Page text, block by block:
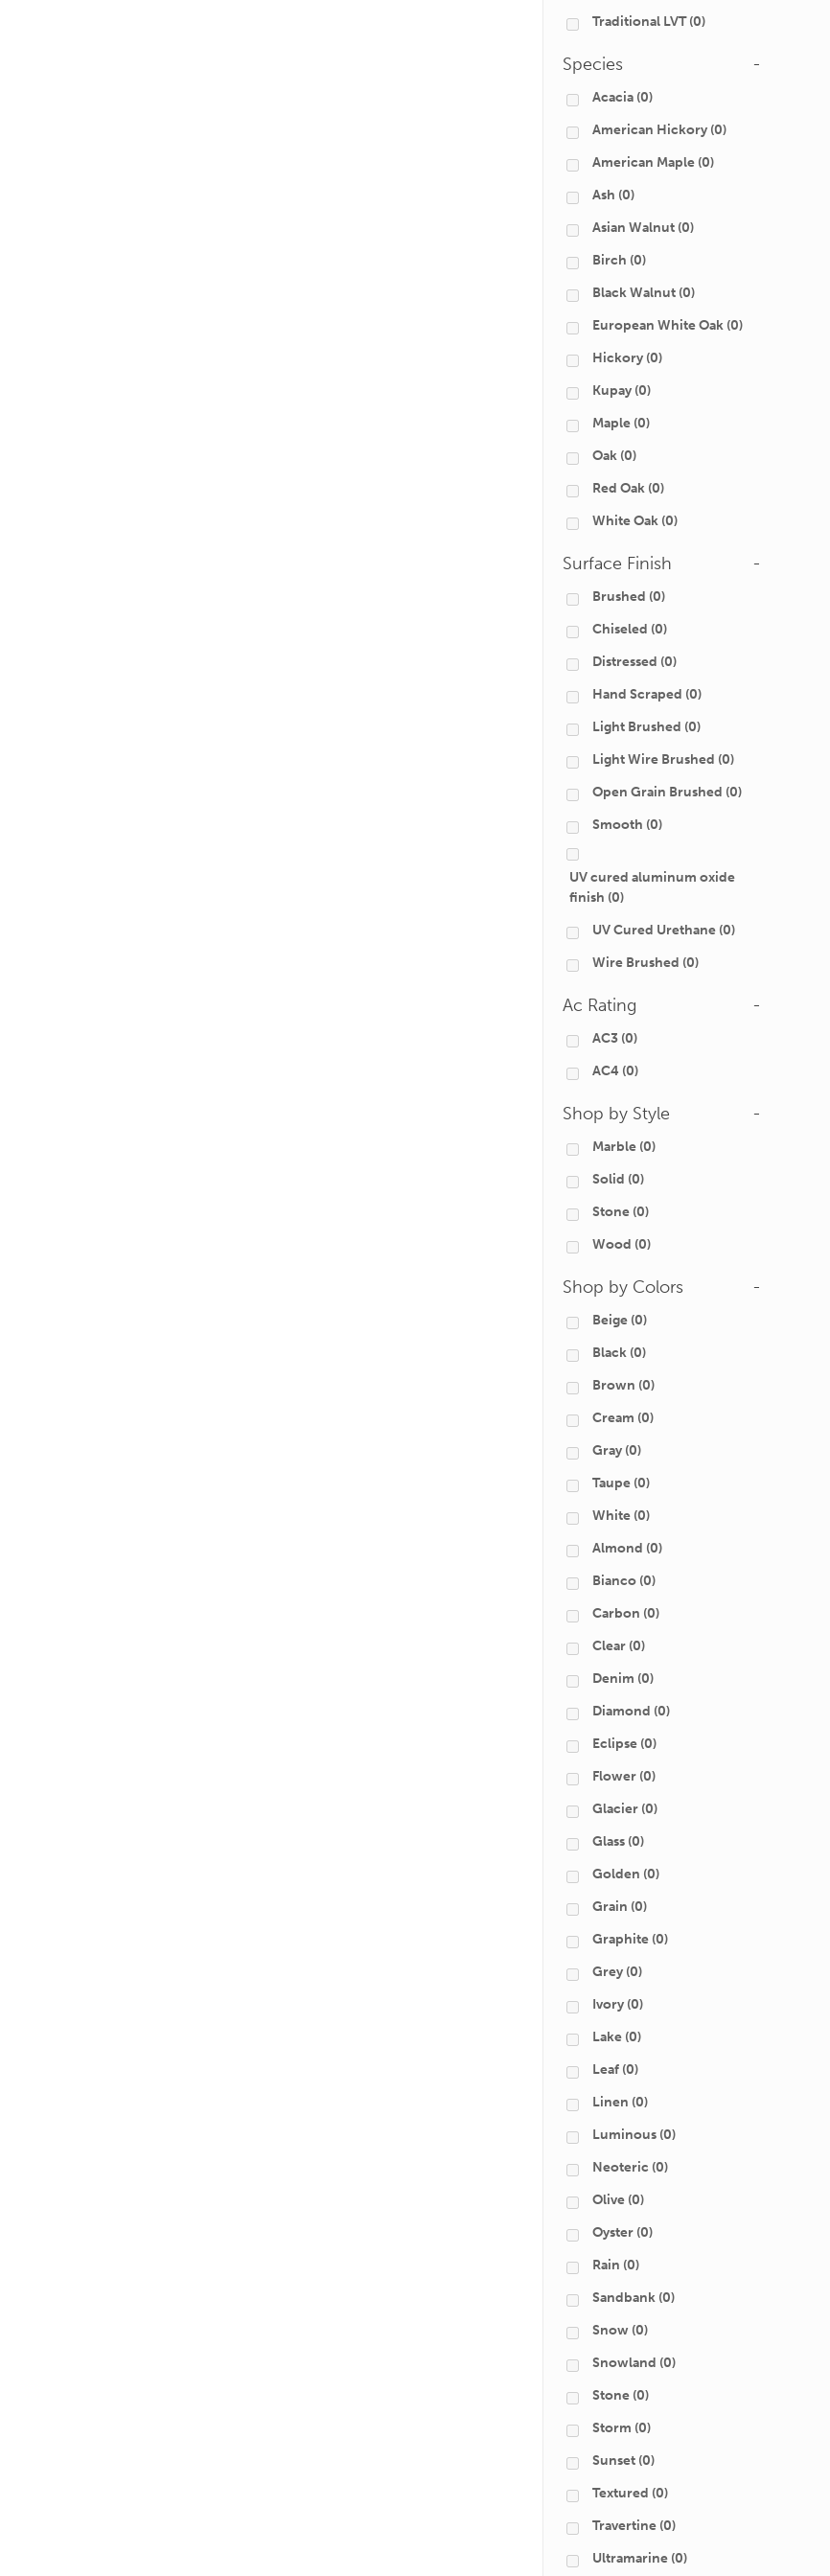
Traditional LVT (0)
Species -
Acacia (0)
American Hickory (0)
American Maple (0)
Ash (0)
Asian Walnut (0)
Birch (0)
Black Walnut (0)
European White Oak (0)
Hickory (0)
Kupay (0)
Maple (0)
Oak (0)
Red Oak (0)
White Oak (0)
Surface Finish -
Brushed (0)
Chiseled (0)
Distressed (0)
Hand Scraped (0)
Light Brushed (0)
Light Wire Brushed (0)
Open Grain Brushed (0)
Smooth (0)
UV cured aluminum oxide
finish (0)
UV Cured Urethane (0)
Wire Brushed (0)
Ac Rating -
AC3 (0)
AC4 (0)
Shop by Style -
Marble (0)
Solid (0)
Stone (0)
Wood (0)
Shop by Colors -
Beige (0)
Black (0)
Brown (0)
Cream (0)
Gray (0)
Taupe (0)
White (0)
Almond (0)
Bianco (0)
Carbon (0)
Clear (0)
Denim (0)
Diamond (0)
Eclipse (0)
Flower (0)
Glacier (0)
Glass (0)
Golden (0)
Grain (0)
Graphite (0)
Grey (0)
Ivory (0)
Lake (0)
Leaf (0)
Linen (0)
Luminous (0)
Neoteric (0)
Olive (0)
Oyster (0)
Rain (0)
Sandbank (0)
Snow (0)
Snowland (0)
Stone (0)
Storm (0)
Sunset (0)
Textured (0)
Travertine (0)
Ultramarine (0)